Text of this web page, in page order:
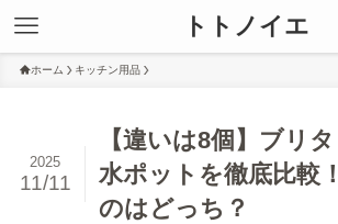
トトノイエ
ホーム キッチン用品
【違いは8個】ブリ
水ポットを徹底比較
のはどっち？
2025
11/11